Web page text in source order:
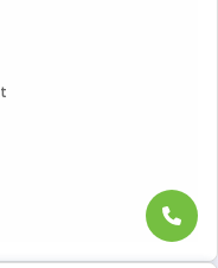
airbag,scaune sport
încălzite,radio cd,bord ...